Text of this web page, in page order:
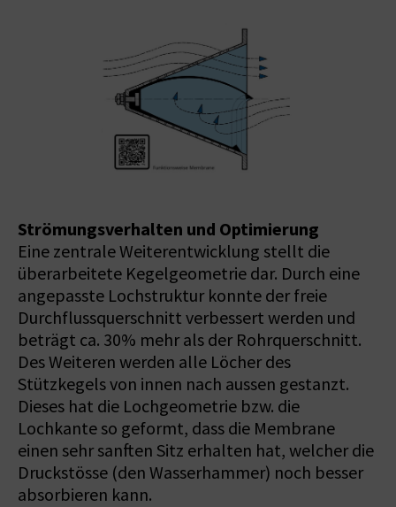
Strömungsverhalten und Optimierung
Eine zentrale Weiterentwicklung stellt die
überarbeitete Kegelgeometrie dar. Durch eine
angepasste Lochstruktur konnte der freie
Durchflussquerschnitt verbessert werden und
beträgt ca. 30% mehr als der Rohrquerschnitt.
Des Weiteren werden alle Löcher des
Stützkegels von innen nach aussen gestanzt.
Dieses hat die Lochgeometrie bzw. die
Lochkante so geformt, dass die Membrane
einen sehr sanften Sitz erhalten hat, welcher die
Druckstösse (den Wasserhammer) noch besser
absorbieren kann.